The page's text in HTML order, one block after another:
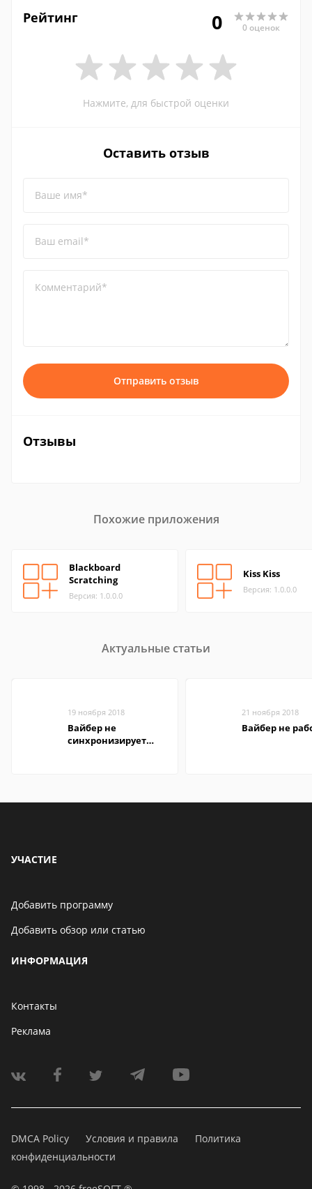
Рейтинг 0 0 оценок
Нажмите, для быстрой оценки
Оставить отзыв
Ваше имя*
Ваш email*
Комментарий*
Отправить отзыв
Отзывы
Похожие приложения
Blackboard
Scratching
Версия: 1.0.0.0
Kiss Kiss
Версия: 1.0.0.0
Актуальные статьи
19 ноября 2018
Вайбер не
синхронизирует
21 ноября 2018
Вайбер не
УЧАСТИЕ
Добавить программу
Добавить обзор или статью
ИНФОРМАЦИЯ
Контакты
Реклама
DMCA Policy Условия и правила
Политика
конфиденциальности